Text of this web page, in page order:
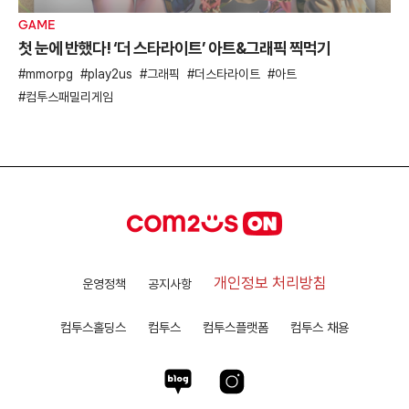
GAME
첫 눈에 반했다! ‘더 스타라이트’ 아트&그래픽 찍먹기
mmorpg play2us 그래픽 더스타라이트
아트
컴투스패밀리게임
운영정책 공지사항 개인정보 처리방침
컴투스홀딩스 컴투스 컴투스플랫폼 컴투스 채용